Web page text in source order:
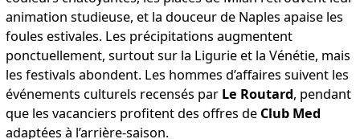
animation studieuse, et la douceur de Naples apaise les
foules estivales. Les précipitations augmentent
ponctuellement, surtout sur la Ligurie et la Vénétie, mais
les festivals abondent. Les hommes d’affaires suivent les
événements culturels recensés par Le Routard, pendant
que les vacanciers profitent des offres de Club Med
adaptées à l’arrière-saison.